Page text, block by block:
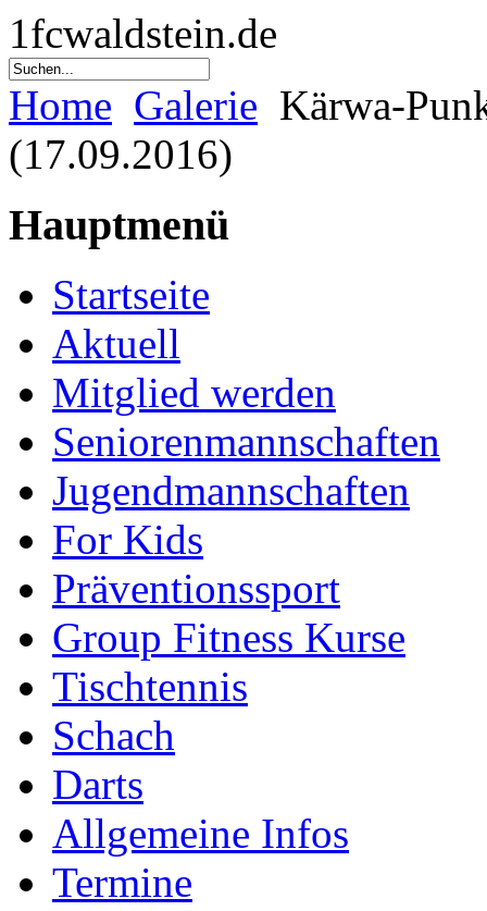
1fcwaldstein.de
Home Galerie Kärwa-
(17.09.2016)
Hauptmenü
Startseite
Aktuell
Mitglied werden
Seniorenmannschaften
Jugendmannschaften
For Kids
Präventionssport
Group Fitness Kurse
Tischtennis
Schach
Darts
Allgemeine Infos
Termine